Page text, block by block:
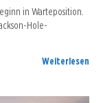
in Warteposition.
Hole-
Weiterlesen